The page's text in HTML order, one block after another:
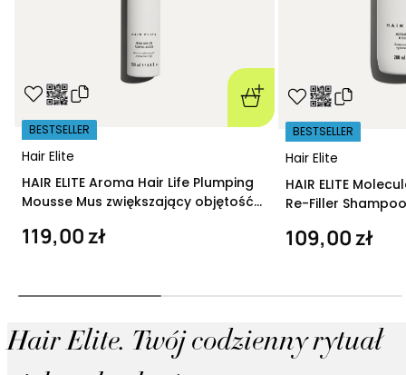
Hair Elite
BESTSELLER
HAIR ELITE Aroma Hair Life Plumping
Mousse Mus zwiększający objętość
119,00 zł
Hair Elite
BESTSELLER
HAIR ELITE
Re-Filler
109,00 zł
Hair Elite. Twój codzienny rytuał